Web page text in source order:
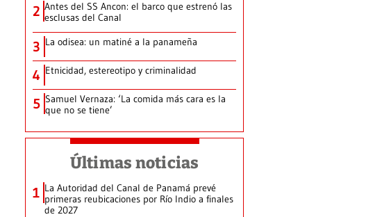
2 Antes del SS Ancon: el barco que estrenó las
esclusas del Canal
3 La odisea: un matiné a la panameña
4 Etnicidad, estereotipo y criminalidad
5 Samuel Vernaza: ‘La comida más cara es la
que no se tiene’
Últimas noticias
1 La Autoridad del Canal de Panamá prevé
primeras reubicaciones por Río Indio a finales
de 2027